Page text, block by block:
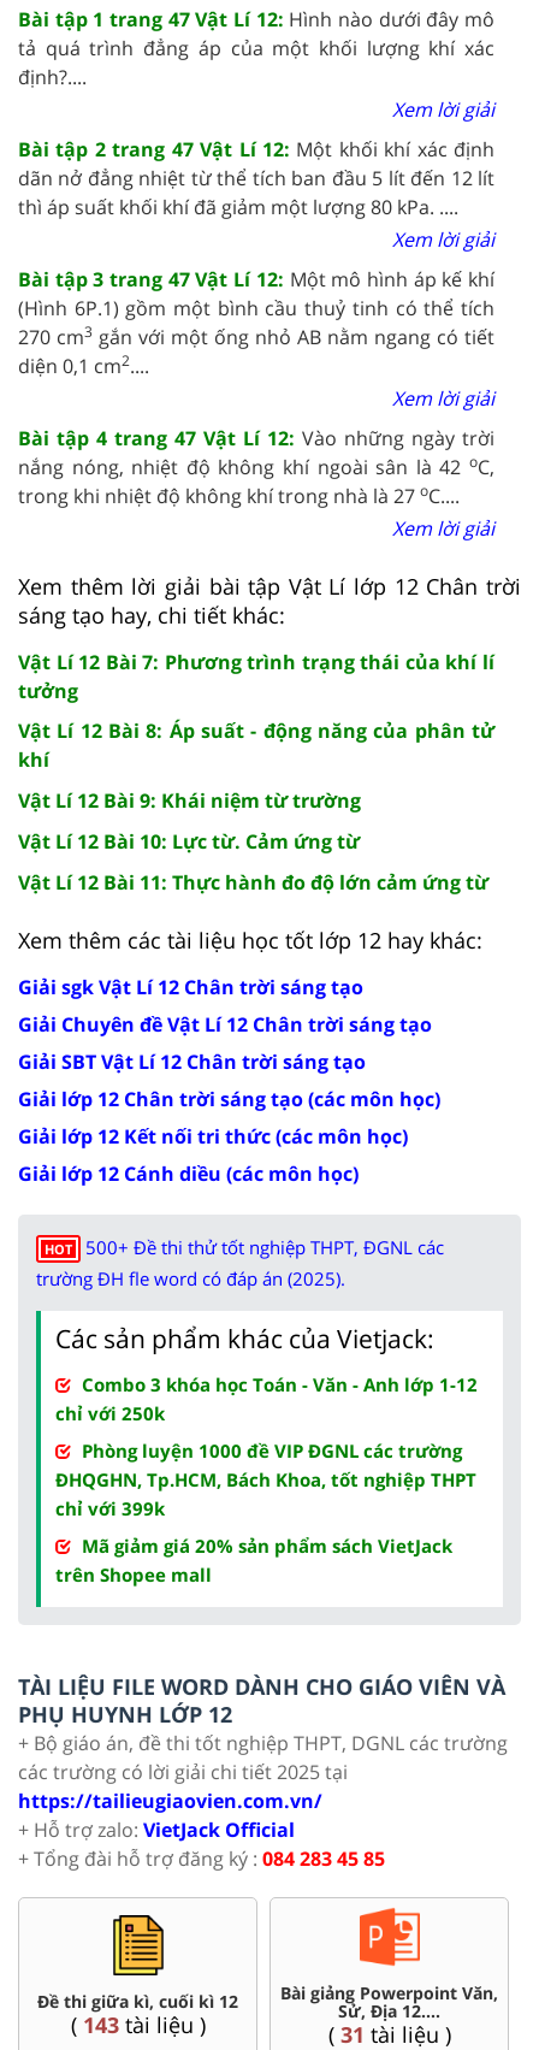
Bài tập 1 trang 47 Vật Lí 12: Hình nào dưới đây mô
tả quá trình đẳng áp của một khối lượng khí xác
định?....
Xem lời giải
Bài tập 2 trang 47 Vật Lí 12: Một khối khí xác định
dãn nở đẳng nhiệt từ thể tích ban đầu 5 lít đến 12 lít
thì áp suất khối khí đã giảm một lượng 80 kPa. ....
Xem lời giải
Bài tập 3 trang 47 Vật Lí 12: Một mô hình áp kế khí
(Hình 6P.1) gồm một bình cầu thuỷ tinh có thể tích
270 cm3 gắn với một ống nhỏ AB nằm ngang có tiết
diện 0,1 cm2....
Xem lời giải
Bài tập 4 trang 47 Vật Lí 12: Vào những ngày trời
nắng nóng, nhiệt độ không khí ngoài sân là 42 oC,
trong khi nhiệt độ không khí trong nhà là 27 oC....
Xem lời giải
Xem thêm lời giải bài tập Vật Lí lớp 12 Chân trời
sáng tạo hay, chi tiết khác:
Vật Lí 12 Bài 7: Phương trình trạng thái của khí lí
tưởng
Vật Lí 12 Bài 8: Áp suất - động năng của phân tử
khí
Vật Lí 12 Bài 9: Khái niệm từ trường
Vật Lí 12 Bài 10: Lực từ. Cảm ứng từ
Vật Lí 12 Bài 11: Thực hành đo độ lớn cảm ứng từ
Xem thêm các tài liệu học tốt lớp 12 hay khác:
Giải sgk Vật Lí 12 Chân trời sáng tạo
Giải Chuyên đề Vật Lí 12 Chân trời sáng tạo
Giải SBT Vật Lí 12 Chân trời sáng tạo
Giải lớp 12 Chân trời sáng tạo (các môn học)
Giải lớp 12 Kết nối tri thức (các môn học)
Giải lớp 12 Cánh diều (các môn học)
HOT
500+ Đề thi thử tốt nghiệp THPT, ĐGNL các
trường ĐH fle word có đáp án (2025).
Các sản phẩm khác của Vietjack:
Combo 3 khóa học Toán - Văn - Anh lớp 1-12
chỉ với 250k
Phòng luyện 1000 đề VIP ĐGNL các trường
ĐHQGHN, Tp.HCM, Bách Khoa, tốt nghiệp THPT
chỉ với 399k
Mã giảm giá 20% sản phẩm sách VietJack
trên Shopee mall
TÀI LIỆU FILE WORD DÀNH CHO GIÁO VIÊN VÀ
PHỤ HUYNH LỚP 12
+ Bộ giáo án, đề thi tốt nghiệp THPT, DGNL các trường
các trường có lời giải chi tiết 2025 tại
https://tailieugiaovien.com.vn/
+ Hỗ trợ zalo: VietJack Official
+ Tổng đài hỗ trợ đăng ký : 084 283 45 85
Văn,
Địa 12....
liệu )
Chuyên đề dạy thêm Toán,
Lí, Hóa ...12
tài liệu )
Đề thi